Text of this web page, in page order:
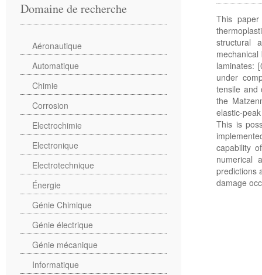
This
structural
laminates:
under
tensile and
the
elastic-
This is
capability
numerical
predictions
damage
Domaine de recherche
Aéronautique
Automatique
Chimie
Corrosion
Electrochimie
Electronique
Electrotechnique
Énergie
Génie Chimique
Génie électrique
Génie mécanique
Informatique